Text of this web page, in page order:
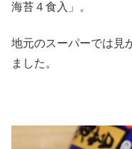
海苔４食入」。
地元のスーパーでは見
ました。